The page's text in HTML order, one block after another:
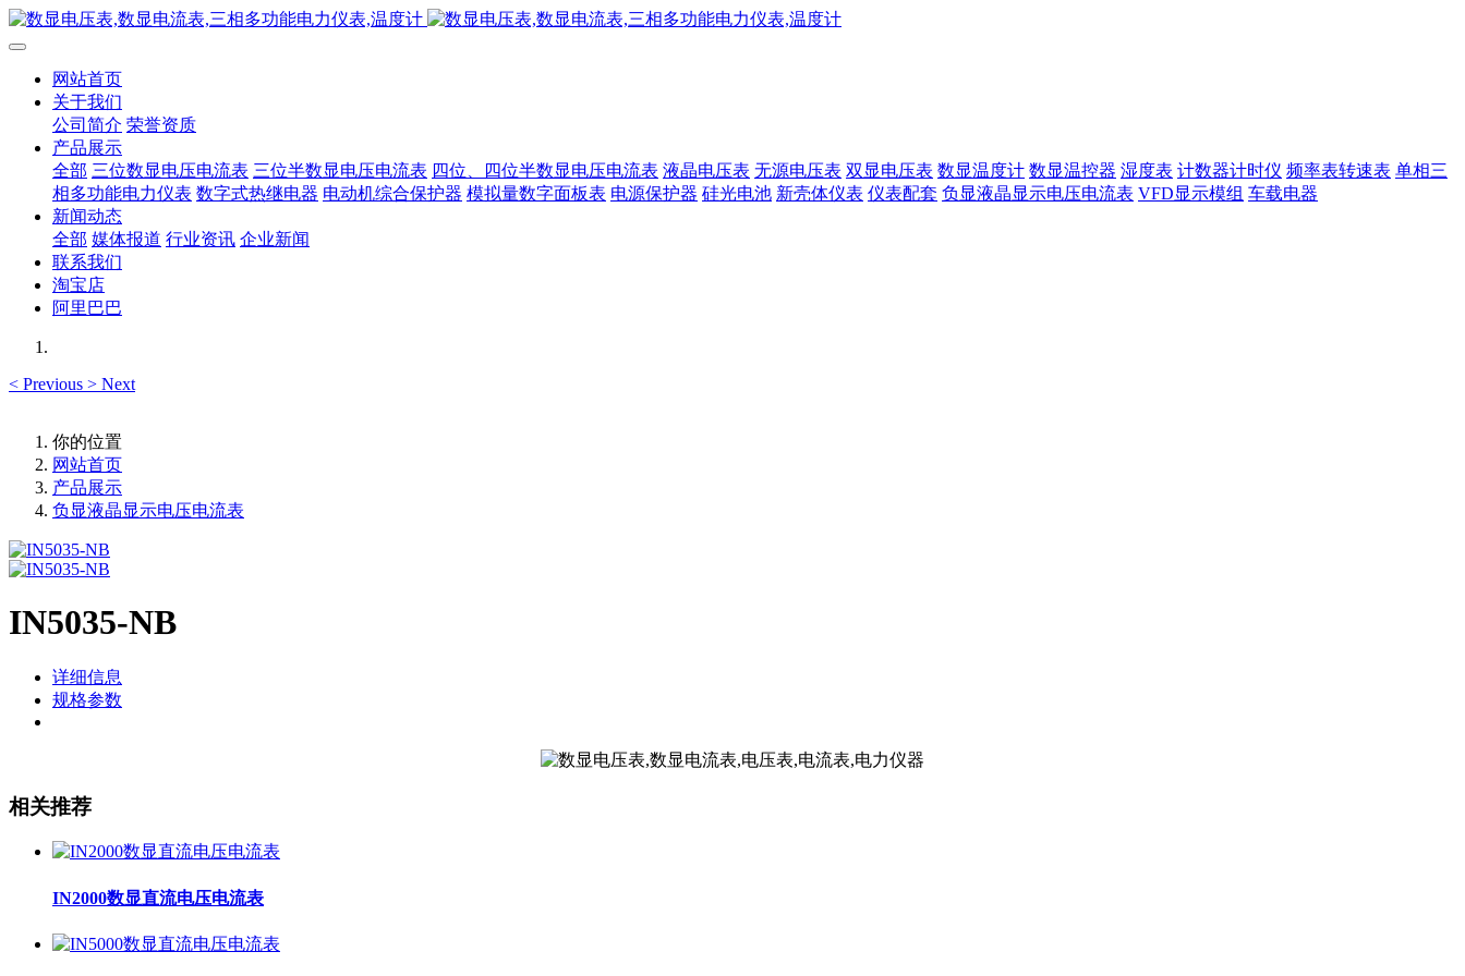
网站首页
关于我们
公司简介 荣誉资质
产品展示
全部 三位数显电压电流表 三位半数显电压电流表 四位、四位半数显电压电流表 液晶电压表 无源电压表 双显电压表 数显温度计 数显温控器 湿度表 计数器计时仪 频率表转速表 单相三
相多功能电力仪表 数字式热继电器 电动机综合保护器 模拟量数字面板表 电源保护器 硅光电池 新壳体仪表 仪表配套 负显液晶显示电压电流表 VFD显示模组 车载电器
新闻动态
全部 媒体报道 行业资讯 企业新闻
联系我们
淘宝店
阿里巴巴
< Previous > Next
你的位置
网站首页
产品展示
负显液晶显示电压电流表
IN5035-NB
详细信息
规格参数
相关推荐
IN2000数显直流电压电流表